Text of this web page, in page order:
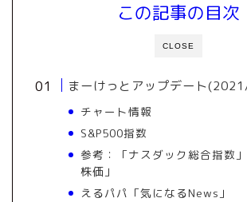
CLOSE
この記事の目次
まーけっとアップデート
チャート情報
S&P500指数
参考：「ナスダック総合指数
株価」
えるパパ「気になるNews」